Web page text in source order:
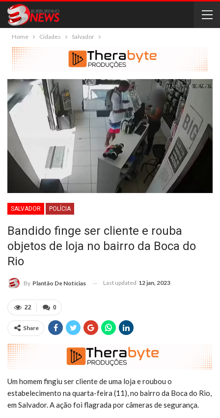
Home Cidades Salvador
SALVADOR POLÍCIA
Bandido finge ser cliente e rouba
objetos de loja no bairro da Boca do
Rio
By Plantão De Notícias Last updated 12 jan, 2023
0
22
Share
Um homem fingiu ser cliente de uma loja e roubou o
estabelecimento na quarta-feira (11), no bairro da Boca do Rio,
em Salvador. A ação foi flagrada por câmeras de segurança.